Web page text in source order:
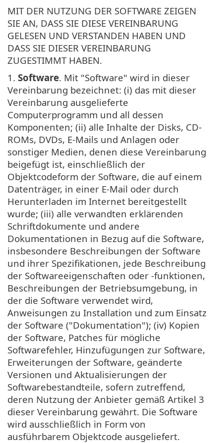
MIT DER NUTZUNG DER SOFTWARE ZEIGEN
SIE AN, DASS SIE DIESE VEREINBARUNG
GELESEN UND VERSTANDEN HABEN UND
DASS SIE DIESER VEREINBARUNG
ZUGESTIMMT HABEN.
1. Software. Mit "Software" wird in dieser
Vereinbarung bezeichnet: (i) das mit dieser
Vereinbarung ausgelieferte
Computerprogramm und all dessen
Komponenten; (ii) alle Inhalte der Disks, CD-
ROMs, DVDs, E-Mails und Anlagen oder
sonstiger Medien, denen diese Vereinbarung
beigefügt ist, einschließlich der
Objektcodeform der Software, die auf einem
Datenträger, in einer E-Mail oder durch
Herunterladen im Internet bereitgestellt
wurde; (iii) alle verwandten erklärenden
Schriftdokumente und andere
Dokumentationen in Bezug auf die Software,
insbesondere Beschreibungen der Software
und ihrer Spezifikationen, jede Beschreibung
der Softwareeigenschaften oder -funktionen,
Beschreibungen der Betriebsumgebung, in
der die Software verwendet wird,
Anweisungen zu Installation und zum Einsatz
der Software ("Dokumentation"); (iv) Kopien
der Software, Patches für mögliche
Softwarefehler, Hinzufügungen zur Software,
Erweiterungen der Software, geänderte
Versionen und Aktualisierungen der
Softwarebestandteile, sofern zutreffend,
deren Nutzung der Anbieter gemäß Artikel 3
dieser Vereinbarung gewährt. Die Software
wird ausschließlich in Form von
ausführbarem Objektcode ausgeliefert.